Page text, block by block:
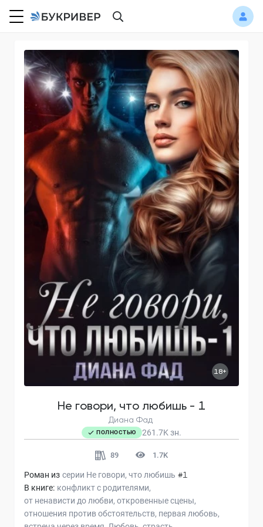
18+
Не говори, что любишь - 1
Диана Фад
ПОЛНОСТЬЮ 261.7K зн.
89 1.7K
Роман из серии Не говори, что любишь #1
В книге: конфликт с родителями
от ненависти до любви откровенные сцены
отношения против обстоятельств первая любовь